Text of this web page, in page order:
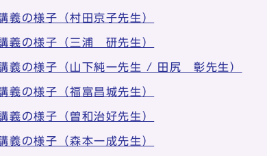
の様子（村田京子先生）
義の様子（三浦 研先生）
義の様子（山下純一先生 / 田尻 彰先生）
の様子（福富昌城先生）
の様子（曽和治好先生）
の様子（森本一成先生）